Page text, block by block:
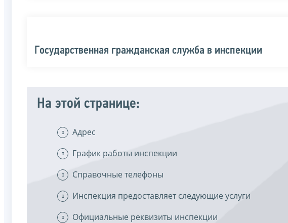
Государственная гражданская служба в инспекции
На этой странице:
Адрес
График работы инспекции
Справочные телефоны
Инспекция предоставляет следующие услуги
Официальные реквизиты инспекции